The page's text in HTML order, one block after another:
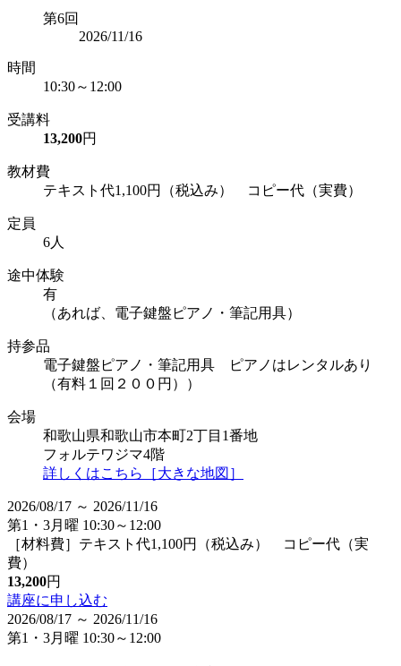
第6回
2026/11/16
時間
10:30～12:00
受講料
13,200円
教材費
テキスト代1,100円（税込み） コピー代（実費）
定員
6人
途中体験
有
（あれば、電子鍵盤ピアノ・筆記用具）
持参品
電子鍵盤ピアノ・筆記用具 ピアノはレンタルあり
（有料１回２００円））
会場
和歌山県和歌山市本町2丁目1番地
フォルテワジマ4階
詳しくはこちら［大きな地図］
2026/08/17 ～ 2026/11/16
第1・3月曜 10:30～12:00
［材料費］テキスト代1,100円（税込み） コピー代（実
費）
13,200円
講座に申し込む
2026/08/17 ～ 2026/11/16
第1・3月曜 10:30～12:00